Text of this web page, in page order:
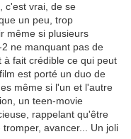
c'est vrai, de se
un peu, trop
même si plusieurs
ne manquant pas de
fait crédible ce qui peut
est porté un duo de
même si l'un et l'autre
un teen-movie
rappelant qu'être
avancer... Un joli